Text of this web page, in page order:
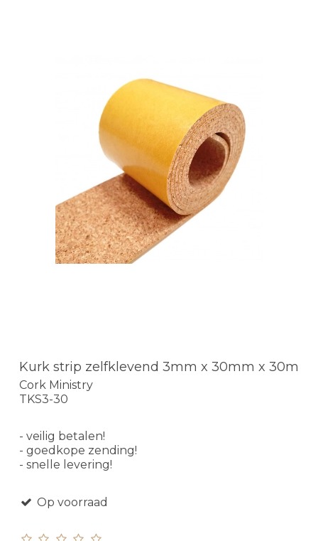
Kurk strip zelfklevend 3mm x 30mm x 30m
Cork Ministry
TKS3-30
- veilig betalen!
- goedkope zending!
- snelle levering!
Op voorraad